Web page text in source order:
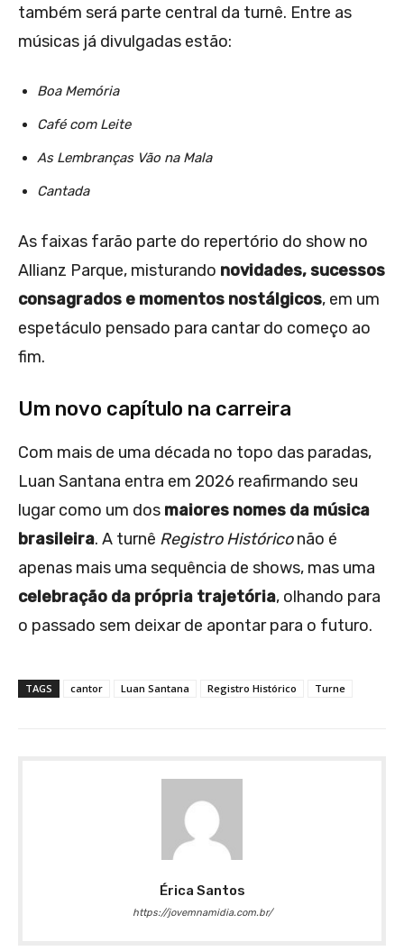
também será parte central da turnê. Entre as
músicas já divulgadas estão:
Boa Memória
Café com Leite
As Lembranças Vão na Mala
Cantada
As faixas farão parte do repertório do show no
Allianz Parque, misturando novidades, sucessos
consagrados e momentos nostálgicos, em um
espetáculo pensado para cantar do começo ao
fim.
Um novo capítulo na carreira
Com mais de uma década no topo das paradas,
Luan Santana entra em 2026 reafirmando seu
lugar como um dos maiores nomes da música
brasileira. A turnê Registro Históriconão é
apenas mais uma sequência de shows, mas uma
celebração da própria trajetória, olhando para
o passado sem deixar de apontar para o futuro.
TAGS cantor Luan Santana Registro Histórico Turne
Érica Santos
https://jovemnamidia.com.br/